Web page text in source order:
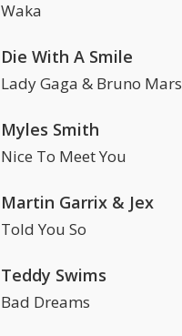
Waka
Die With A Smile
Lady Gaga & Bruno Mars
Myles Smith
Nice To Meet You
Martin Garrix & Jex
Told You So
Teddy Swims
Bad Dreams